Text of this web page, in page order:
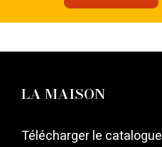
LA MAISON
Télécharger le catalogue